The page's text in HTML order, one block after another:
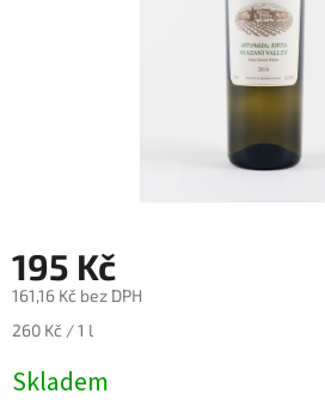
Měna
(CZK)
Přihlášení
195 Kč
161,16 Kč bez DPH
Měrná
260 Kč / 1 l
Skladem